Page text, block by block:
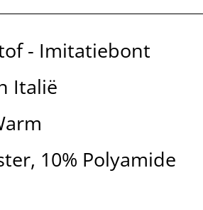
- Imitatiebont
Italië
10% Polyamide